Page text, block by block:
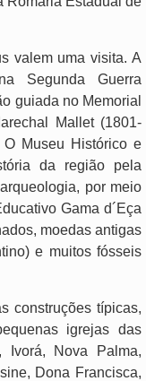
valem uma visita. A
Segunda Guerra
guiada no Memorial
Mallet (1801-
Museu Histórico e
da região pela
por meio
Gama d´Eça
moedas antigas
e muitos fósseis
construções típicas,
igrejas das
Ivorá, Nova Palma,
Dona Francisca,